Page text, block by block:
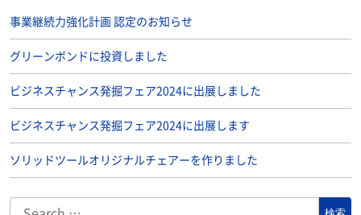
事業継続力強化計画 認定のお知らせ
グリーンボンドに投資しました
ビジネスチャンス発掘フェア2024に出展しました
ビジネスチャンス発掘フェア2024に出展します
ソリッドツールオリジナルチェアーを作りました